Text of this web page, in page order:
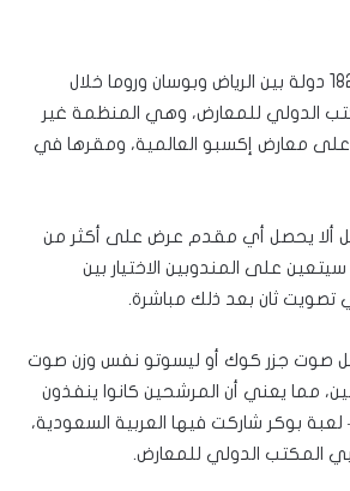
وسيختار مندوبون من 182 دولة بين الرياض وبوسان وروما خلال
الدولي للمعارض، وهي المنظمة غير
معارض إكسبو العالمية، ومقرها في
ألا يحصل أي مقدم عرض على أكثر من
على المندوبين الاختيار بين
تصويت ثان بعد ذلك مباشرة.
صوت جزر كوك أو ليسوتو نفس وزن صوت
مما يعني أن المرشحين كانوا ينفذون
بوكر شاركت فيها العربية السعودية،
المكتب الدولي للمعارض.